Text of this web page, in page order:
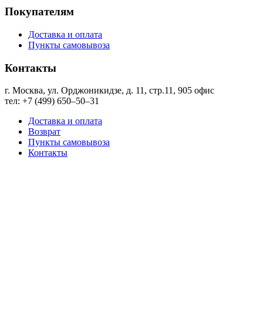
Покупателям
Доставка и оплата
Пункты самовывоза
Контакты
г. Москва, ул. Орджоникидзе, д. 11, стр.11, ​905 офис
тел: +7 (499) 650‒50‒31
Доставка и оплата
Возврат
Пункты самовывоза
Контакты